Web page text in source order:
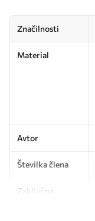
Značilnosti
Material
Avtor
Številka člena
Zaključna